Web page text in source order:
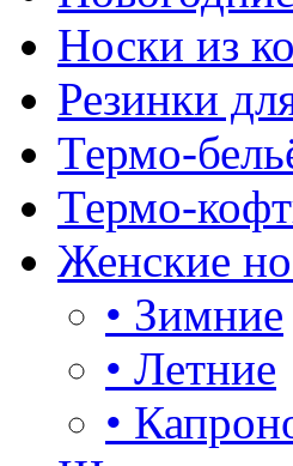
Носки из
Резинки
Термо-
Термо-
Женские
• Зимние
• Летние
•